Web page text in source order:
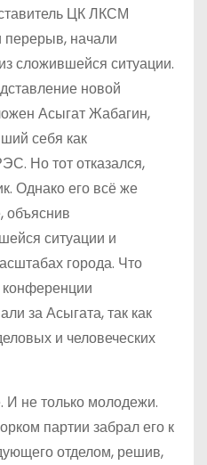
ЦК ЛКСМ
перерыв, начали
сложившейся ситуации.
новой
Асыгат Жабагин,
себя как
Но тот отказался,
Однако его всё же
объяснив
ситуации и
города. Что
конференции
за Асыгата, так как
и человеческих
не только молодежи.
партии забрал его к
отделом, решив,